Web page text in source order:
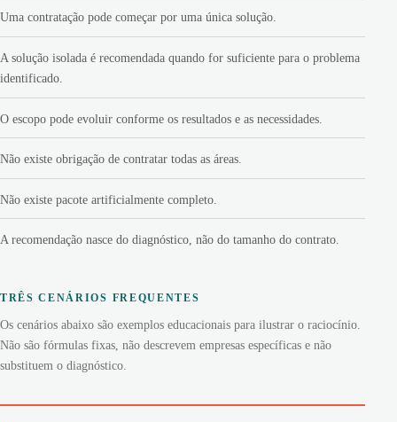
Uma contratação pode começar por uma única solução.
A solução isolada é recomendada quando for suficiente para o problema
identificado.
O escopo pode evoluir conforme os resultados e as necessidades.
Não existe obrigação de contratar todas as áreas.
Não existe pacote artificialmente completo.
A recomendação nasce do diagnóstico, não do tamanho do contrato.
TRÊS CENÁRIOS FREQUENTES
Os cenários abaixo são exemplos educacionais para ilustrar o raciocínio.
Não são fórmulas fixas, não descrevem empresas específicas e não
substituem o diagnóstico.